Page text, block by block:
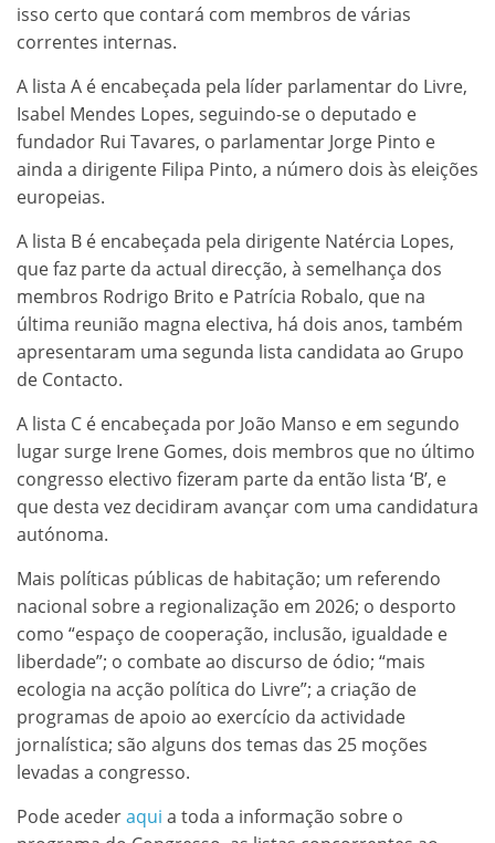
isso certo que contará com membros de várias
correntes internas.
A lista A é encabeçada pela líder parlamentar do Livre,
Isabel Mendes Lopes, seguindo-se o deputado e
fundador Rui Tavares, o parlamentar Jorge Pinto e
ainda a dirigente Filipa Pinto, a número dois às eleições
europeias.
A lista B é encabeçada pela dirigente Natércia Lopes,
que faz parte da actual direcção, à semelhança dos
membros Rodrigo Brito e Patrícia Robalo, que na
última reunião magna electiva, há dois anos, também
apresentaram uma segunda lista candidata ao Grupo
de Contacto.
A lista C é encabeçada por João Manso e em segundo
lugar surge Irene Gomes, dois membros que no último
congresso electivo fizeram parte da então lista ‘B’, e
que desta vez decidiram avançar com uma candidatura
autónoma.
Mais políticas públicas de habitação; um referendo
nacional sobre a regionalização em 2026; o desporto
como “espaço de cooperação, inclusão, igualdade e
liberdade”; o combate ao discurso de ódio; “mais
ecologia na acção política do Livre”; a criação de
programas de apoio ao exercício da actividade
jornalística; são alguns dos temas das 25 moções
levadas a congresso.
Pode acederaqui a toda a informação sobre o